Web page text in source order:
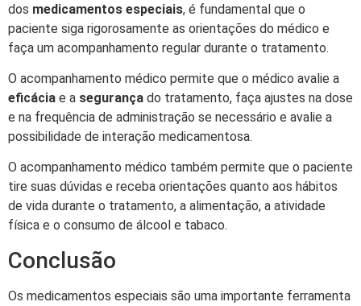
dos medicamentos especiais, é fundamental que o
paciente siga rigorosamente as orientações do médico e
faça um acompanhamento regular durante o tratamento.
O acompanhamento médico permite que o médico avalie a
eficácia e a segurança do tratamento, faça ajustes na dose
e na frequência de administração se necessário e avalie a
possibilidade de interação medicamentosa.
O acompanhamento médico também permite que o paciente
tire suas dúvidas e receba orientações quanto aos hábitos
de vida durante o tratamento, a alimentação, a atividade
física e o consumo de álcool e tabaco.
Conclusão
Os medicamentos especiais são uma importante ferramenta